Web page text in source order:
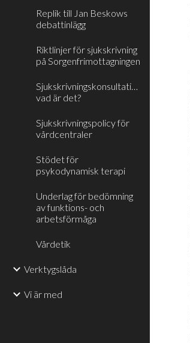
Replik till Jan Beskows
debattinlägg
Riktlinjer för sjukskrivning
på Sorgenfrimottagningen
Sjukskrivningskonsultation,
vad är det?
Sjukskrivningspolicy för
vårdcentraler
Stödet för
psykodynamisk terapi
Underlag för bedömning
av funktions- och
arbetsförmåga
Vårdetik
Verktygslåda
Vi är med